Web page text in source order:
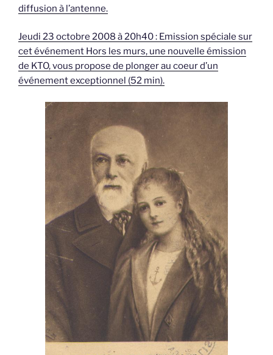
diffusion à l’antenne.
Jeudi 23 octobre 2008 à 20h40 : Emission spéciale sur
cet événement Hors les murs, une nouvelle émission
de KTO, vous propose de plonger au coeur d’un
événement exceptionnel (52 min).